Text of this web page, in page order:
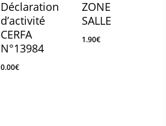
Déclaration
d’activité
CERFA
N°13984
0.00€
ZONE
SALLE
1.90€